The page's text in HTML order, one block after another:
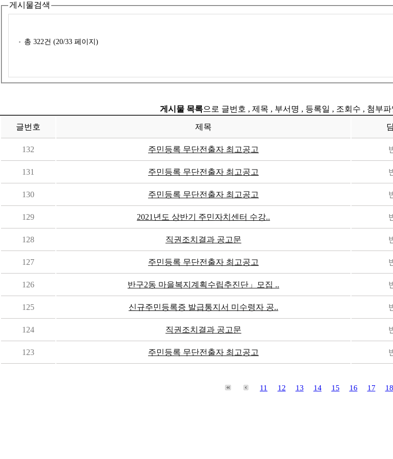
게시물검색
총 322건 (20/33 페이지)
게시물 목록으로 글번호 , 제목 , 부서명 , 등록일 , 조회수 , 첨부
글번호 제목
132 주민등록 무단전출자 최고공고
131 주민등록 무단전출자 최고공고
130 주민등록 무단전출자 최고공고
129 2021년도 상반기 주민자치센터 수강..
128 직권조치결과 공고문
127 주민등록 무단전출자 최고공고
126 반구2동 마을복지계획수립추진단」모집 ..
125 신규주민등록증 발급통지서 미수령자 공..
124 직권조치결과 공고문
123 주민등록 무단전출자 최고공고
11 12 13 14 15 16 17 18